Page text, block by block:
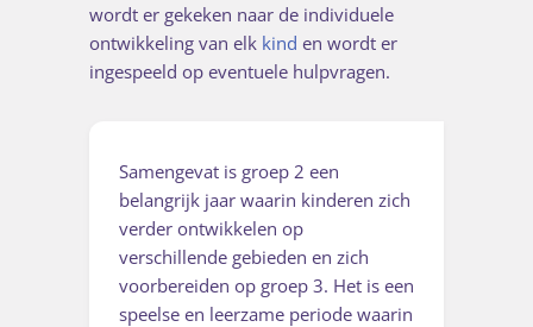
wordt er gekeken naar de individuele
ontwikkeling van elk kind en wordt er
ingespeeld op eventuele hulpvragen.
Samengevat is groep 2 een
belangrijk jaar waarin kinderen zich
verder ontwikkelen op
verschillende gebieden en zich
voorbereiden op groep 3. Het is een
speelse en leerzame periode waarin